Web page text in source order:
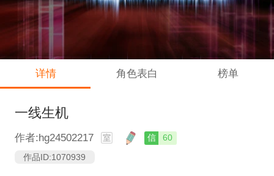
详情 角色表白 榜单
一线生机
作者:hg24502217 信
60
作品ID:1070939